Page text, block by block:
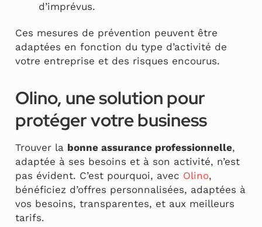
d’imprévus.
Ces mesures de prévention peuvent être
adaptées en fonction du type d’activité de
votre entreprise et des risques encourus.
Olino, une solution pour
protéger votre business
Trouver la bonne assurance professionnelle,
adaptée à ses besoins et à son activité, n’est
pas évident. C’est pourquoi, avec Olino,
bénéficiez d’offres personnalisées, adaptées à
vos besoins, transparentes, et aux meilleurs
tarifs.